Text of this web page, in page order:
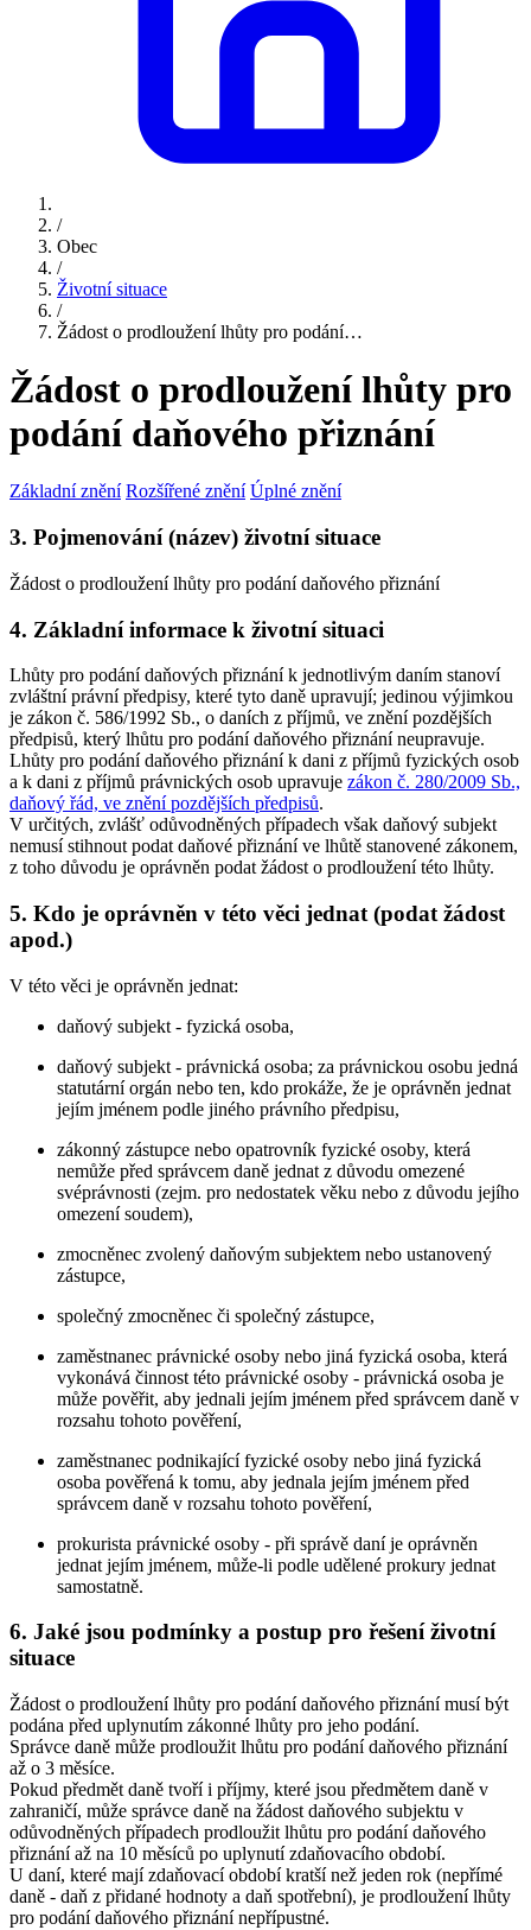
/
Obec
/
Životní situace
/
Žádost o prodloužení lhůty pro podání…
Žádost o prodloužení lhůty pro
podání daňového přiznání
Základní znění Rozšířené znění Úplné znění
3. Pojmenování (název) životní situace
Žádost o prodloužení lhůty pro podání daňového přiznání
4. Základní informace k životní situaci
Lhůty pro podání daňových přiznání k jednotlivým daním stanoví
zvláštní právní předpisy, které tyto daně upravují; jedinou výjimkou
je zákon č. 586/1992 Sb., o daních z příjmů, ve znění pozdějších
předpisů, který lhůtu pro podání daňového přiznání neupravuje.
Lhůty pro podání daňového přiznání k dani z příjmů fyzických osob
a k dani z příjmů právnických osob upravuje zákon č. 280/2009 Sb.,
daňový řád, ve znění pozdějších předpisů.
V určitých, zvlášť odůvodněných případech však daňový subjekt
nemusí stihnout podat daňové přiznání ve lhůtě stanovené zákonem,
z toho důvodu je oprávněn podat žádost o prodloužení této lhůty.
5. Kdo je oprávněn v této věci jednat (podat žádost
apod.)
V této věci je oprávněn jednat:
daňový subjekt - fyzická osoba,
daňový subjekt - právnická osoba; za právnickou osobu jedná
statutární orgán nebo ten, kdo prokáže, že je oprávněn jednat
jejím jménem podle jiného právního předpisu,
zákonný zástupce nebo opatrovník fyzické osoby, která
nemůže před správcem daně jednat z důvodu omezené
svéprávnosti (zejm. pro nedostatek věku nebo z důvodu jejího
omezení soudem),
zmocněnec zvolený daňovým subjektem nebo ustanovený
zástupce,
společný zmocněnec či společný zástupce,
zaměstnanec právnické osoby nebo jiná fyzická osoba, která
vykonává činnost této právnické osoby - právnická osoba je
může pověřit, aby jednali jejím jménem před správcem daně v
rozsahu tohoto pověření,
zaměstnanec podnikající fyzické osoby nebo jiná fyzická
osoba pověřená k tomu, aby jednala jejím jménem před
správcem daně v rozsahu tohoto pověření,
prokurista právnické osoby - při správě daní je oprávněn
jednat jejím jménem, může-li podle udělené prokury jednat
samostatně.
6. Jaké jsou podmínky a postup pro řešení životní
situace
Žádost o prodloužení lhůty pro podání daňového přiznání musí být
podána před uplynutím zákonné lhůty pro jeho podání.
Správce daně může prodloužit lhůtu pro podání daňového přiznání
až o 3 měsíce.
Pokud předmět daně tvoří i příjmy, které jsou předmětem daně v
zahraničí, může správce daně na žádost daňového subjektu v
odůvodněných případech prodloužit lhůtu pro podání daňového
přiznání až na 10 měsíců po uplynutí zdaňovacího období.
U daní, které mají zdaňovací období kratší než jeden rok (nepřímé
daně - daň z přidané hodnoty a daň spotřební), je prodloužení lhůty
pro podání daňového přiznání nepřípustné.